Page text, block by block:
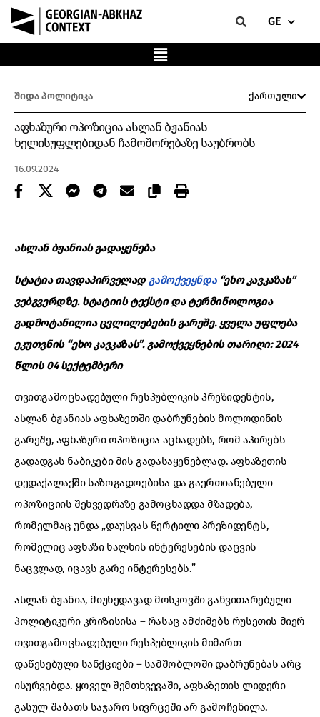
GE
შიდა პოლიტიკა ქართული
აფხაზური ოპოზიცია ასლან ბჟანიას
ხელისუფლებიდან ჩამოშორებაზე საუბრობს
16.09.2024
ასლან ბჟანიას გადაყენება
სტატია თავდაპირველადგამოქვეყნდა“ეხო კავკაზას”
ვებგვერდზე. სტატიის ტექსტი და ტერმინოლოგია
გადმოტანილია ცვლილებების გარეშე. ყველა უფლება
ეკუთვნის “ეხო კავკაზას”. გამოქვეყნების თარიღი: 2024
წლის 04 სექტემბერი
თვითგამოცხადებული რესპუბლიკის პრეზიდენტის,
ასლან ბჟანიას აფხაზეთში დაბრუნების მოლოდინის
გარეშე, აფხაზური ოპოზიცია აცხადებს, რომ აპირებს
გადადგას ნაბიჯები მის გადასაყენებლად. აფხაზეთის
დედაქალაქში საზოგადოებისა და გაერთიანებული
ოპოზიციის შეხვედრაზე გამოცხადდა მზადება,
რომელმაც უნდა „დაუსვას წერტილი პრეზიდენტს,
რომელიც აფხაზი ხალხის ინტერესების დაცვის
ნაცვლად, იცავს გარე ინტერესებს.”
ასლან ბჟანია, მიუხედავად მოსკოვში განვითარებული
პოლიტიკური კრიზისისა – რასაც ამძიმებს რუსეთის მიერ
თვითგამოცხადებული რესპუბლიკის მიმართ
დაწესებული სანქციები – სამშობლოში დაბრუნებას არც
ისურვებდა. ყოველ შემთხვევაში, აფხაზეთის ლიდერი
გასულ შაბათს საჯარო სივრცეში არ გამოჩენილა.